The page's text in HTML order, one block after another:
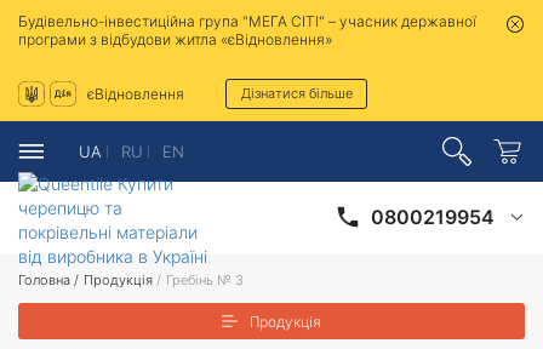
0800219954
Будівельно-інвестиційна група "МЕГА СІТІ" – учасник державної
програми з відбудови житла «єВідновлення»
єВідновлення Дізнатися більше
UA RU EN
Головна / Продукція / Гребінь № 3
Продукція